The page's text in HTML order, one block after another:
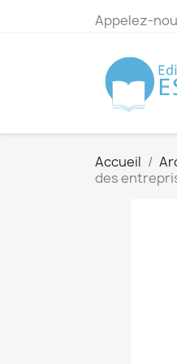
Appelez-
Accueil
des